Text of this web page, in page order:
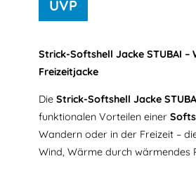
Strick-Softshell Jacke STUBAI
Freizeitjacke
Die Strick-Softshell Jacke
funktionalen Vorteilen einer
Wandern oder in der Freizeit –
Wind, Wärme durch wärmendes